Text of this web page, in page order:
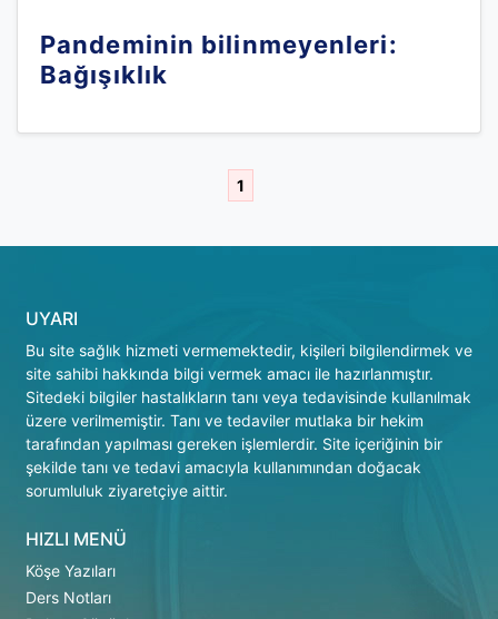
Pandeminin bilinmeyenleri:
Bağışıklık
1
UYARI
Bu site sağlık hizmeti vermemektedir, kişileri bilgilendirmek ve
site sahibi hakkında bilgi vermek amacı ile hazırlanmıştır.
Sitedeki bilgiler hastalıkların tanı veya tedavisinde kullanılmak
üzere verilmemiştir. Tanı ve tedaviler mutlaka bir hekim
tarafından yapılması gereken işlemlerdir. Site içeriğinin bir
şekilde tanı ve tedavi amacıyla kullanımından doğacak
sorumluluk ziyaretçiye aittir.
HIZLI MENÜ
Köşe Yazıları
Ders Notları